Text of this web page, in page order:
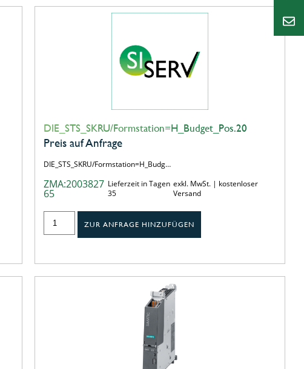
DIE_STS_SKRU/Formstation=H_Budget_Pos.20
Preis auf Anfrage
DIE_STS_SKRU/Formstation=H_Budg…
ZMA:2003827
65
Lieferzeit in Tagen
35
exkl. MwSt. | kostenloser
Versand
ZUR ANFRAGE HINZUFÜGEN